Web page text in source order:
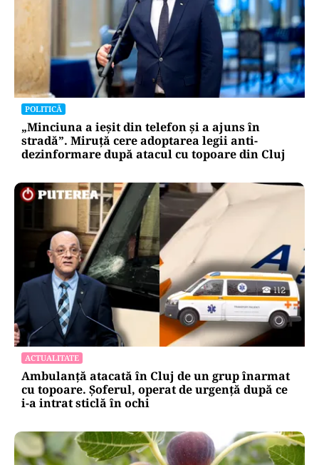
POLITICĂ
„Minciuna a ieșit din telefon și a ajuns în
stradă”. Miruță cere adoptarea legii anti-
dezinformare după atacul cu topoare din Cluj
ACTUALITATE
Ambulanță atacată în Cluj de un grup înarmat
cu topoare. Șoferul, operat de urgență după ce
i-a intrat sticlă în ochi